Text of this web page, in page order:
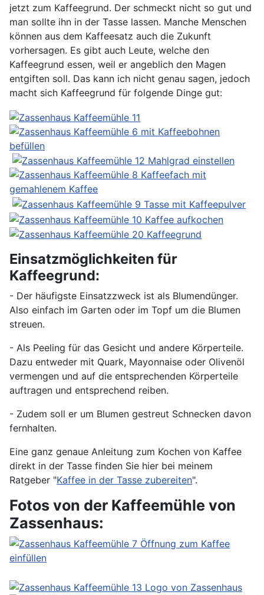
jetzt zum Kaffeegrund. Der schmeckt nicht so gut und
man sollte ihn in der Tasse lassen. Manche Menschen
können aus dem Kaffeesatz auch die Zukunft
vorhersagen. Es gibt auch Leute, welche den
Kaffeegrund essen, weil er angeblich den Magen
entgiften soll. Das kann ich nicht genau sagen, jedoch
macht sich Kaffeegrund für folgende Dinge gut:
Einsatzmöglichkeiten für
Kaffeegrund:
- Der häufigste Einsatzzweck ist als Blumendünger.
Also einfach im Garten oder im Topf um die Blumen
streuen.
- Als Peeling für das Gesicht und andere Körperteile.
Dazu entweder mit Quark, Mayonnaise oder Olivenöl
vermengen und auf die entsprechenden Körperteile
auftragen und entsprechend reiben.
- Zudem soll er um Blumen gestreut Schnecken davon
fernhalten.
Eine ganz genaue Anleitung zum Kochen von Kaffee
direkt in der Tasse finden Sie hier bei meinem
Ratgeber "Kaffee in der Tasse zubereiten".
Fotos von der Kaffeemühle von
Zassenhaus: